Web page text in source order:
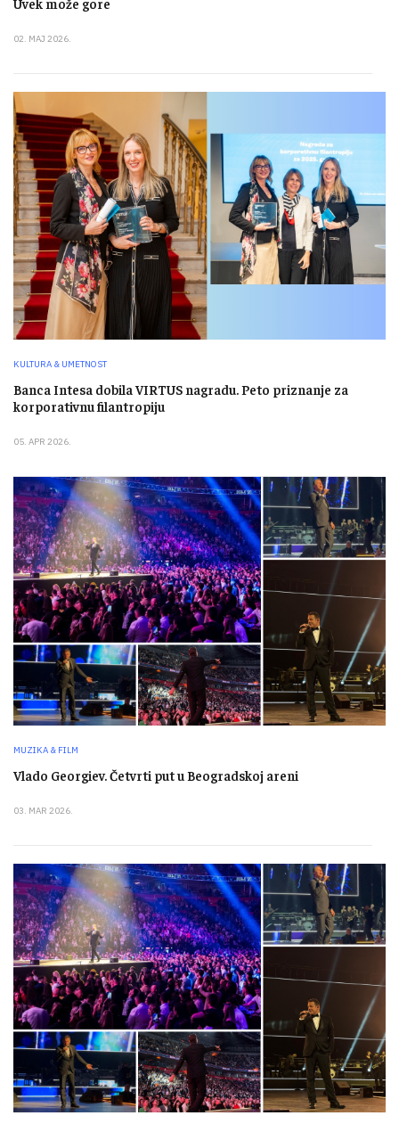
02. MAJ 2026.
KULTURA & UMETNOST
Banca Intesa dobila VIRTUS nagradu. Peto priznanje za
korporativnu filantropiju
05. APR 2026.
MUZIKA & FILM
Vlado Georgiev. Četvrti put u Beogradskoj areni
03. MAR 2026.